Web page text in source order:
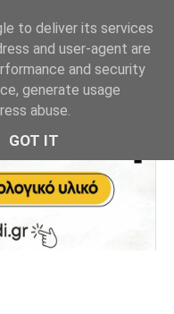
to deliver its services
and user-agent are
and security
generate usage
abuse.
GOT IT